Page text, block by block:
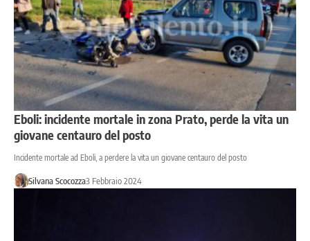
Eboli: incidente mortale in zona Prato, perde la vita un
giovane centauro del posto
Incidente mortale ad Eboli, a perdere la vita un giovane centauro del posto
Silvana Scocozza3 Febbraio 2024